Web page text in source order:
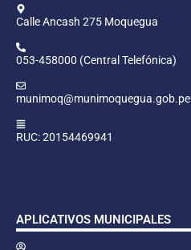
Calle Ancash 275 Moquegua
053-458000 (Central Telefónica)
munimoq@munimoquegua.gob.pe
RUC: 20154469941
APLICATIVOS MUNICIPALES